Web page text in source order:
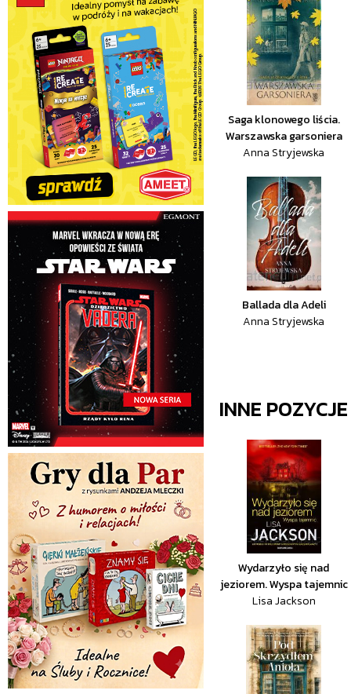
Saga klonowego liścia.
Warszawska garsoniera
Anna Stryjewska
Ballada dla Adeli
Anna Stryjewska
INNE
Wydarzyło się nad
jeziorem. Wyspa tajemnic
Lisa Jackson